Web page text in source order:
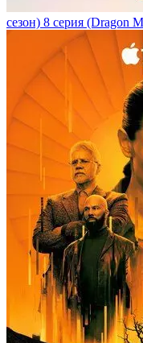
сезон) 8 серия (Dragon